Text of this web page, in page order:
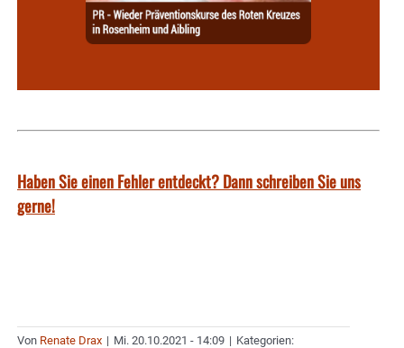
Haben Sie einen Fehler entdeckt? Dann schreiben Sie uns
gerne!
Von Renate Drax | Mi. 20.10.2021 - 14:09 | Kategorien: